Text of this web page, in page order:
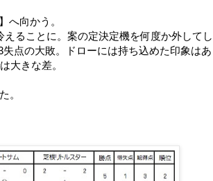
】へ向かう。
ることに。案の定決定機を何度か外してし
点の大敗。ドローには持ち込めた印象はあ
大きな差。
。